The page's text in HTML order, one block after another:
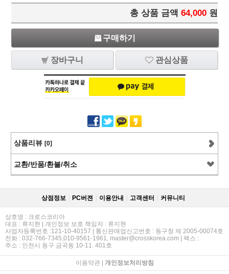
총 상품 금액 64,000 원
구매하기
장바구니 관심상품
상품리뷰 [0]
교환/반품/환불/취소
상점정보 PC버젼 이용안내 고객센터 커뮤니티
상호명 : 크로스코리아
대표 : 류지현 | 개인정보 보호 책임자 : 류지현
사업자등록번호 :121-10-40157 | 통신판매업신고번호 : 동구청 제 2005-00074호
전화 : 032-766-7345,010-9561-1961, master@crosskorea.com | 팩스 :
주소 : 인천시 동구 금곡동 10-11. 401호
이용약관| 개인정보처리방침